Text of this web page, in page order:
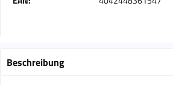
Beschreibung